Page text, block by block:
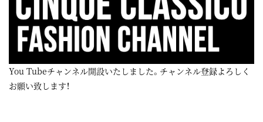
You Tubeチャンネル開設いたしました。チャンネル登録よろしく
お願い致します！